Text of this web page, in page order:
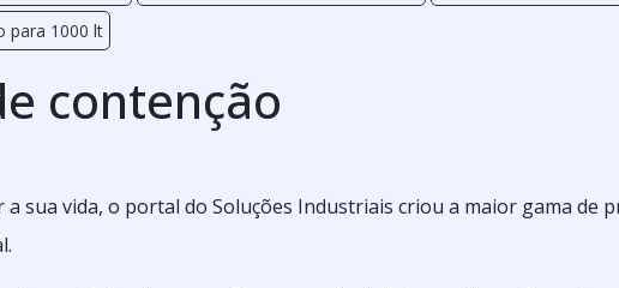
para 1000 lt
contenção
a sua vida, o portal do Soluções Industriais criou a maior gama de